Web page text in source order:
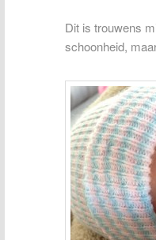
Dit is trouwens
schoonheid,